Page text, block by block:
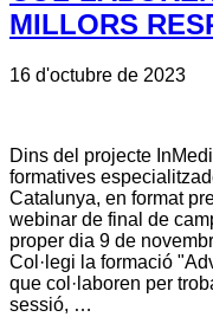
MILLORS
16 d'octubre de 2023
Dins del projecte
formatives
Catalunya, en format
webinar de final de
proper dia 9 de
Col·legi la formació
que col·laboren per
sessió, …